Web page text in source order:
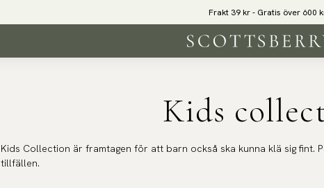
Frakt 39 kr - Gratis över 600
Kids
Kids Collection är framtagen för att barn också ska kunna klä sig fint.
tillfällen.